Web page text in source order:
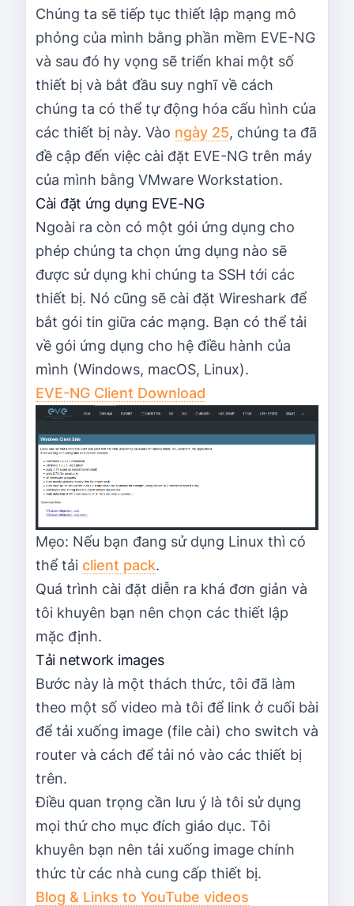
Chúng ta sẽ tiếp tục thiết lập mạng mô
phỏng của mình bằng phần mềm EVE-NG
và sau đó hy vọng sẽ triển khai một số
thiết bị và bắt đầu suy nghĩ về cách
chúng ta có thể tự động hóa cấu hình của
các thiết bị này. Vào ngày 25, chúng ta đã
đề cập đến việc cài đặt EVE-NG trên máy
của mình bằng VMware Workstation.
Cài đặt ứng dụng EVE-NG
Ngoài ra còn có một gói ứng dụng cho
phép chúng ta chọn ứng dụng nào sẽ
được sử dụng khi chúng ta SSH tới các
thiết bị. Nó cũng sẽ cài đặt Wireshark để
bắt gói tin giữa các mạng. Bạn có thể tải
về gói ứng dụng cho hệ điều hành của
mình (Windows, macOS, Linux).
EVE-NG Client Download
Mẹo: Nếu bạn đang sử dụng Linux thì có
thể tải client pack.
Quá trình cài đặt diễn ra khá đơn giản và
tôi khuyên bạn nên chọn các thiết lập
mặc định.
Tải network images
Bước này là một thách thức, tôi đã làm
theo một số video mà tôi để link ở cuối bài
để tải xuống image (file cài) cho switch và
router và cách để tải nó vào các thiết bị
trên.
Điều quan trọng cần lưu ý là tôi sử dụng
mọi thứ cho mục đích giáo dục. Tôi
khuyên bạn nên tải xuống image chính
thức từ các nhà cung cấp thiết bị.
Blog & Links to YouTube videos